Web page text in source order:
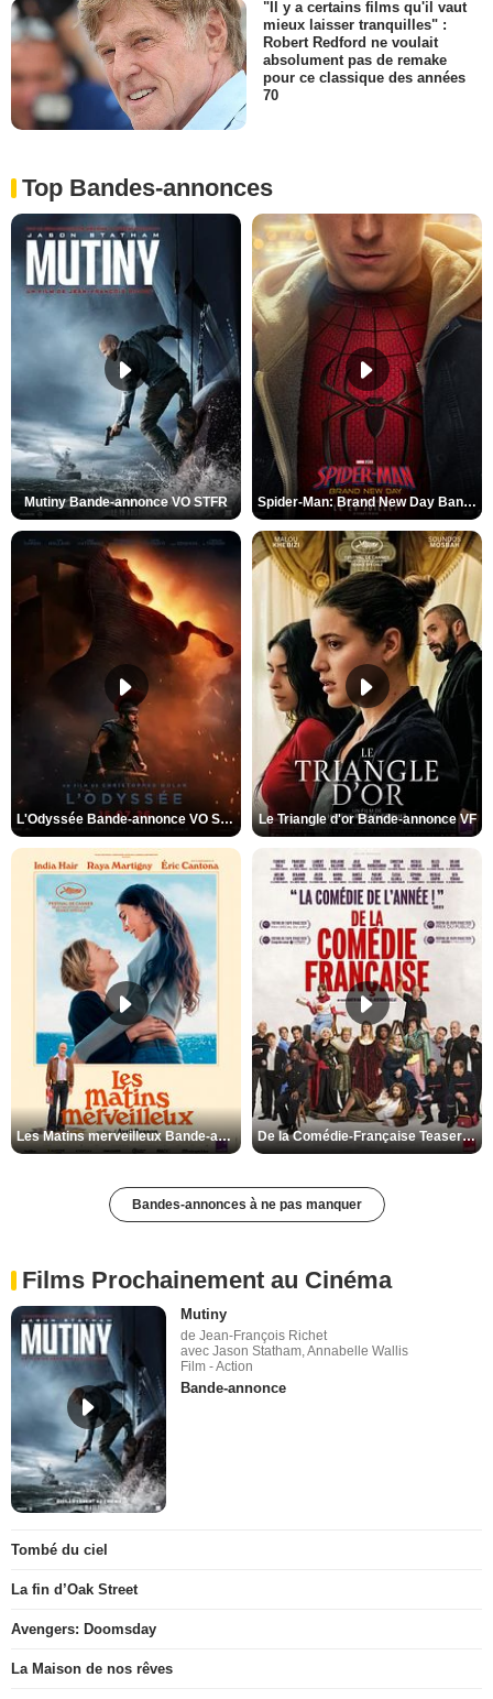
"Il y a certains films qu'il vaut
mieux laisser tranquilles" :
Robert Redford ne voulait
absolument pas de remake
pour ce classique des années
70
Top Bandes-annonces
Mutiny Bande-annonce VO STFR Spider-Man: Brand New Day Bande-annonce VO STFR
L'Odyssée Bande-annonce VO STFR Le Triangle d'or Bande-annonce VF
Les Matins merveilleux Bande-annonce VF De la Comédie-Française Teaser VF
Bandes-annonces à ne pas manquer
Films Prochainement au Cinéma
Mutiny
de Jean-François Richet
avec Jason Statham, Annabelle Wallis
Film - Action
Bande-annonce
Tombé du ciel
La fin d’Oak Street
Avengers: Doomsday
La Maison de nos rêves